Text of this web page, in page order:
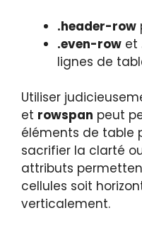
.header-row
.even-row et
lignes de
Utiliser
et rowspan peut
éléments de table
sacrifier la clarté
attributs
cellules soit
verticalement.